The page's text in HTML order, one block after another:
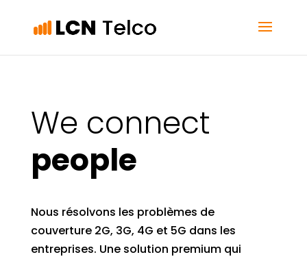
We connect
people
Nous résolvons les problèmes de
couverture 2G, 3G, 4G et 5G dans les
entreprises. Une solution premium qui